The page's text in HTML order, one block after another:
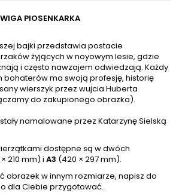
PIOSENKARKA
bajki przedstawia postacie
żyjących w noyowym lesie, gdzie
i często nawzajem odwiedzają. Każdy
bohaterów ma swoją profesję, historię
wierszyk przez wujcia Huberta
do zakupionego obrazka).
namalowane przez Katarzynę Sielską
dostępne są w dwóch
210 mm) i A3 (420 × 297 mm).
obrazek w innym rozmiarze, napisz do
dla Ciebie przygotować.